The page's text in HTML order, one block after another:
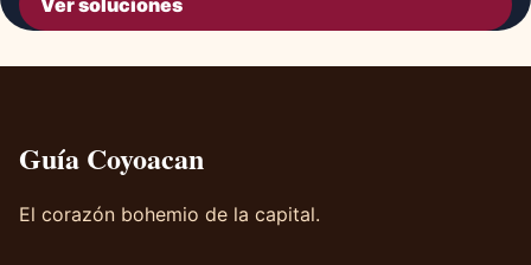
Ver soluciones
Guía Coyoacan
El corazón bohemio de la capital.